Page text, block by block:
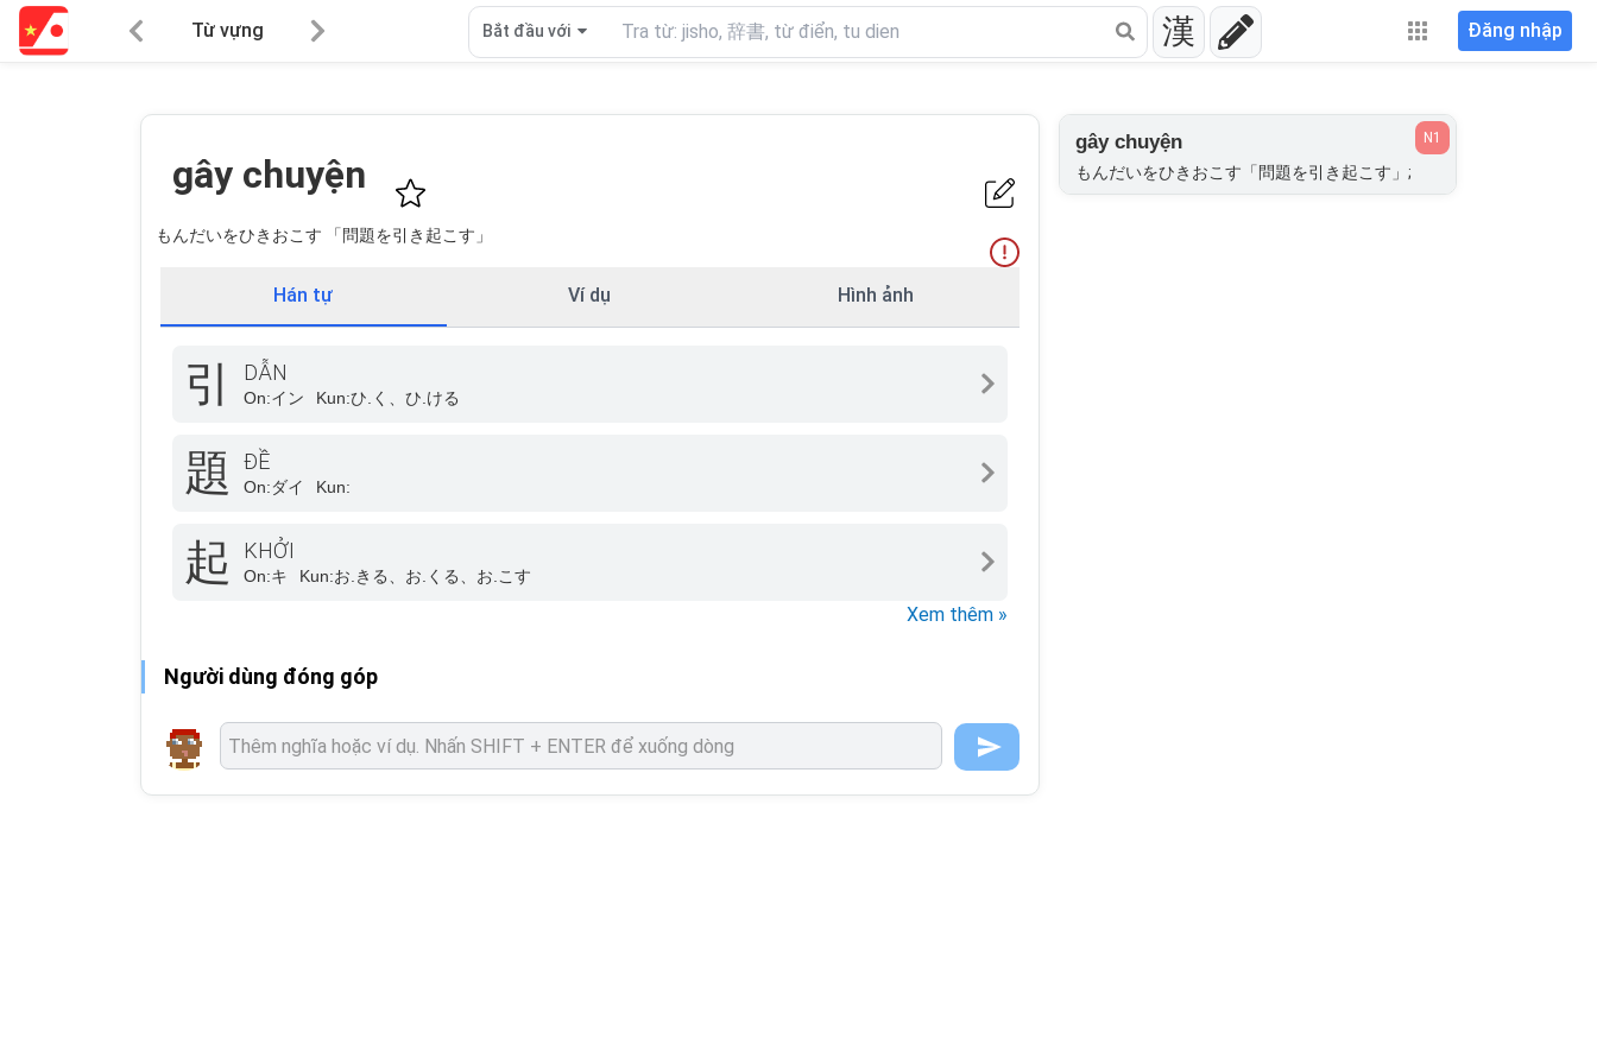
Từ vựng 漢
Bắt đầu với Đăng nhập
gây chuyện
もんだいをひきおこす 「問題を引き起こす」
Hán tự Ví dụ Hình ảnh
引 DẪN
On:イン Kun:ひ.く、ひ.ける
題 ĐỀ
On:ダイ Kun:
起 KHỞI
On:キ Kun:お.きる、お.くる、お.こす
Xem thêm »
Người dùng đóng góp
gây chuyện
もんだいをひきおこす「問題を引き起こす」;
N1